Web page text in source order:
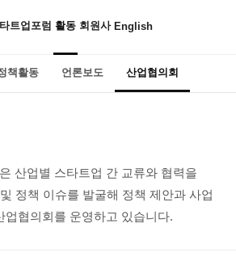
트업포럼 활동 회원사 English
책활동 언론보도 산업협의회
산업별 스타트업 간 교류와 협력을
정책 이슈를 발굴해 정책 제안과 사업
업협의회를 운영하고 있습니다.